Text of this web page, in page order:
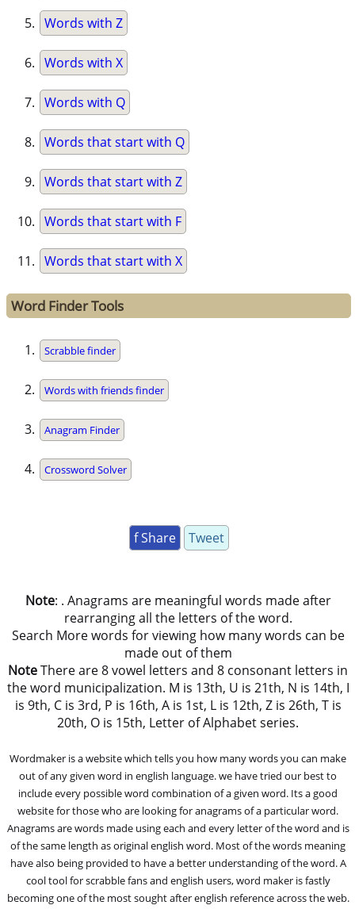
Words with Z
Words with X
Words with Q
Words that start with Q
Words that start with Z
Words that start with F
Words that start with X
Word Finder Tools
Scrabble finder
Words with friends finder
Anagram Finder
Crossword Solver
f Share Tweet
Note: . Anagrams are meaningful words made after
rearranging all the letters of the word.
Search More words for viewing how many words can be
made out of them
NoteThere are 8 vowel letters and 8 consonant letters in
the word municipalization. M is 13th, U is 21th, N is 14th, I
is 9th, C is 3rd, P is 16th, A is 1st, L is 12th, Z is 26th, T is
20th, O is 15th, Letter of Alphabet series.
Wordmaker is a website which tells you how many words you can make
out of any given word in english language. we have tried our best to
include every possible word combination of a given word. Its a good
website for those who are looking for anagrams of a particular word.
Anagrams are words made using each and every letter of the word and is
of the same length as original english word. Most of the words meaning
have also being provided to have a better understanding of the word. A
cool tool for scrabble fans and english users, word maker is fastly
becoming one of the most sought after english reference across the web.